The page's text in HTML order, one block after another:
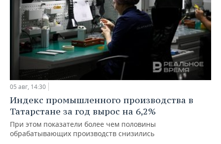
05 авг, 14:30
Индекс промышленного производства в
Татарстане за год вырос на 6,2%
При этом показатели более чем половины
обрабатывающих производств снизились